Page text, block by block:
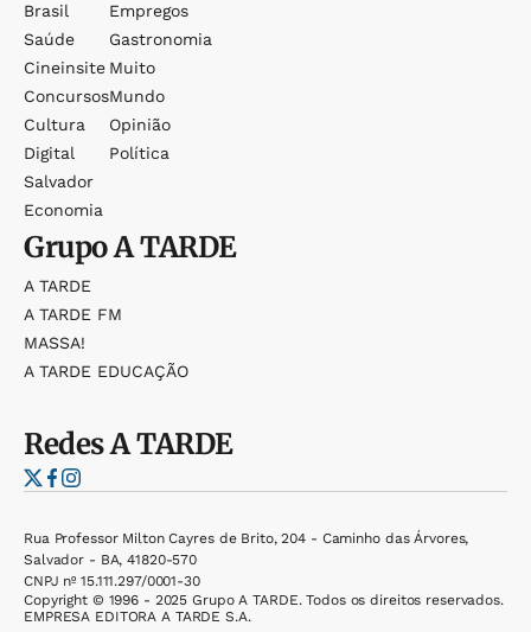
Brasil
Saúde
Cineinsite
Concursos
Cultura
Digital
Salvador
Economia
Empregos
Gastronomia
Muito
Mundo
Opinião
Política
GrupoA TARDE
A TARDE
A TARDE FM
MASSA!
A TARDE EDUCAÇÃO
RedesA TARDE
Rua Professor Milton Cayres de Brito, 204 - Caminho das Árvores,
Salvador - BA, 41820-570
CNPJ nº 15.111.297/0001-30
Copyright © 1996 - 2025 Grupo A TARDE. Todos os direitos reservados.
EMPRESA EDITORA A TARDE S.A.